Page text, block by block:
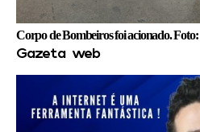
Corpo de Bombeiros foi acionado.
Gazeta web